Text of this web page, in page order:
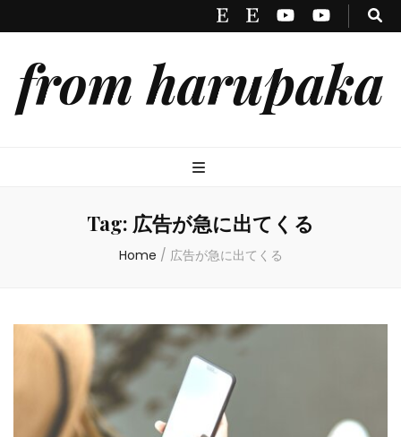
from harupaka
Tag: 広告が急に出てくる
Home / 広告が急に出てくる